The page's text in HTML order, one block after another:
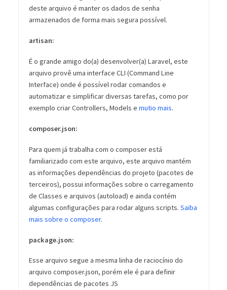
deste arquivo é manter os dados de senha
armazenados de forma mais segura possível.
artisan:
É o grande amigo do(a) desenvolver(a) Laravel, este
arquivo provê uma interface CLI (Command Line
Interface) onde é possível rodar comandos e
automatizar e simplificar diversas tarefas, como por
exemplo criar Controllers, Models e mutio mais.
composer.json:
Para quem já trabalha com o composer está
familiarizado com este arquivo, este arquivo mantém
as informações dependências do projeto (pacotes de
terceiros), possui informações sobre o carregamento
de Classes e arquivos (autoload) e ainda contém
algumas configurações para rodar alguns scripts. Saiba
mais sobre o composer.
package.json:
Esse arquivo segue a mesma linha de raciocínio do
arquivo composer.json, porém ele é para definir
dependências de pacotes JS